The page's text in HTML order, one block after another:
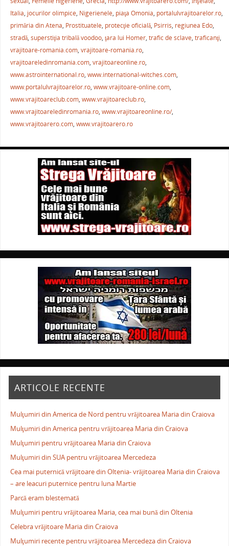
b
o
o
k
st A
p
p
a
ză
Italia, jocurilor olimpice, Nigerienele, piaţa Omonia, portalulvrajitoarelor.ro,
primăria din Atena, Prostituatele, protecţie oficială, Psirris, regiunea Edo,
stradă, superstiţia tribală voodoo, ţara lui Homer, trafic de sclave, traficanţi,
vrajitoare-romania.com, vrajitoare-romania.ro,
vrajitoareledinromania.com, vrajitoareonline.ro,
www.astrointernational.ro, www.international-witches.com,
www.portalulvrajitoarelor.ro, www.vrajitoare-online.com,
www.vrajitoareclub.com, www.vrajitoareclub.ro,
www.vrajitoareledinromania.ro, www.vrajitoareonline.ro/,
www.vrajitoarero.com, www.vrajitoarero.ro
ARTICOLE RECENTE
Mulţumiri din America de Nord pentru vrăjitoarea Maria din Craiova
Mulţumiri din America pentru vrăjitoarea Maria din Craiova
Mulţumiri pentru vrăjitoarea Maria din Craiova
Mulţumiri din SUA pentru vrăjitoarea Mercedeza
Cea mai puternică vrăjitoare din Oltenia- vrăjitoarea Maria din Craiova
– are leacuri puternice pentru luna Martie
Parcă eram blestemată
Mulţumiri pentru vrăjitoarea Maria, cea mai bună din Oltenia
Celebra vrăjitoare Maria din Craiova
Mulţumiri recente pentru vrăjitoarea Mercedeza din Craiova